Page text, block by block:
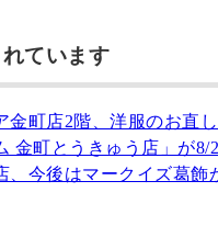
ています
金町店2階、洋服のお直
金町とうきゅう店」が8/
、今後はマークイズ葛飾